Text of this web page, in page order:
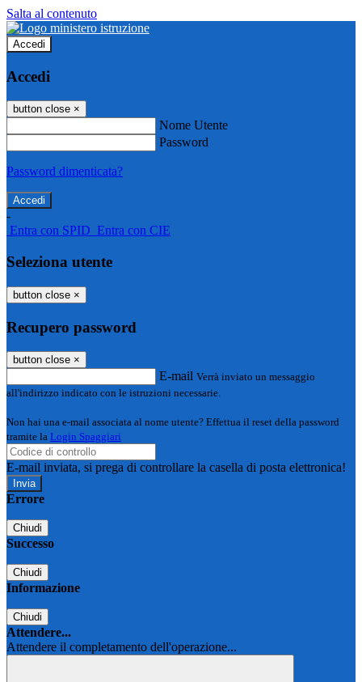
Salta al contenuto
Accedi
Accedi
button close ×
Nome Utente
Password
Password dimenticata?
-
Entra con SPID Entra con CIE
Seleziona utente
button close ×
Recupero password
button close ×
E-mail Verrà inviato un messaggio
all'indirizzo indicato con le istruzioni necessarie.
Non hai una e-mail associata al nome utente? Effettua il reset della password
tramite la Login Spaggiari
E-mail inviata, si prega di controllare la casella di posta elettronica!
Errore
Chiudi
Successo
Chiudi
Informazione
Chiudi
Attendere...
Attendere il completamento dell'operazione...